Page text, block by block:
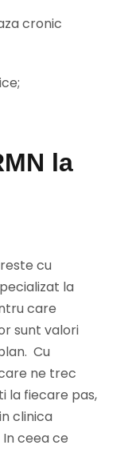
cronic
la
cu
la
care
sunt valori
Cu
ne trec
la fiecare pas,
clinica
ceea ce